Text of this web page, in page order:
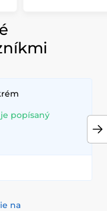
popísaný
na